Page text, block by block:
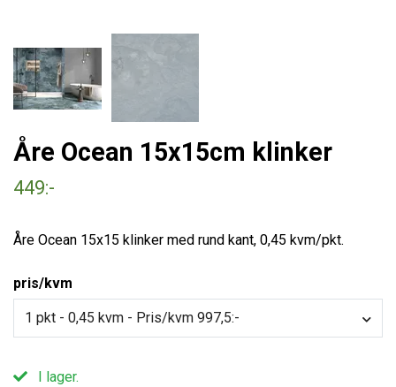
Åre Ocean 15x15cm klinker
449:-
Åre Ocean 15x15 klinker med rund kant, 0,45 kvm/pkt.
pris/kvm
1 pkt - 0,45 kvm - Pris/kvm 997,5:-
I lager.